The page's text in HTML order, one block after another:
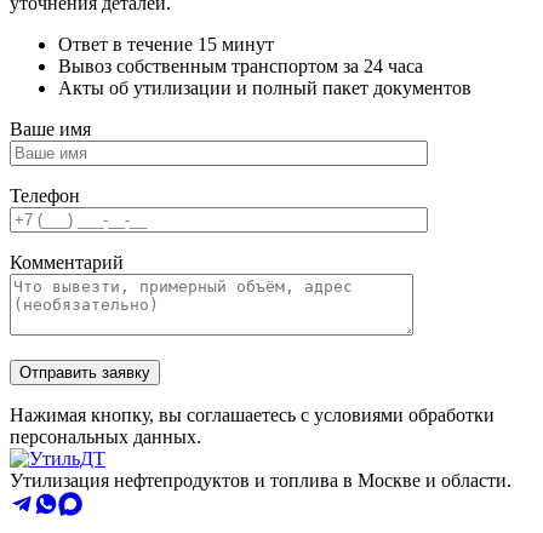
Ответ в течение 15 минут
Вывоз собственным транспортом за 24 часа
Акты об утилизации и полный пакет документов
Ваше имя
Телефон
Комментарий
Нажимая кнопку, вы соглашаетесь с условиями обработки
персональных данных.
Утилизация нефтепродуктов и топлива в Москве и области.